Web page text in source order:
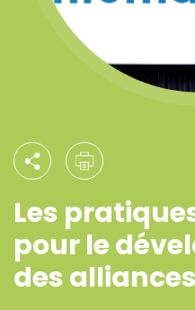
Les
pour le
des alliances